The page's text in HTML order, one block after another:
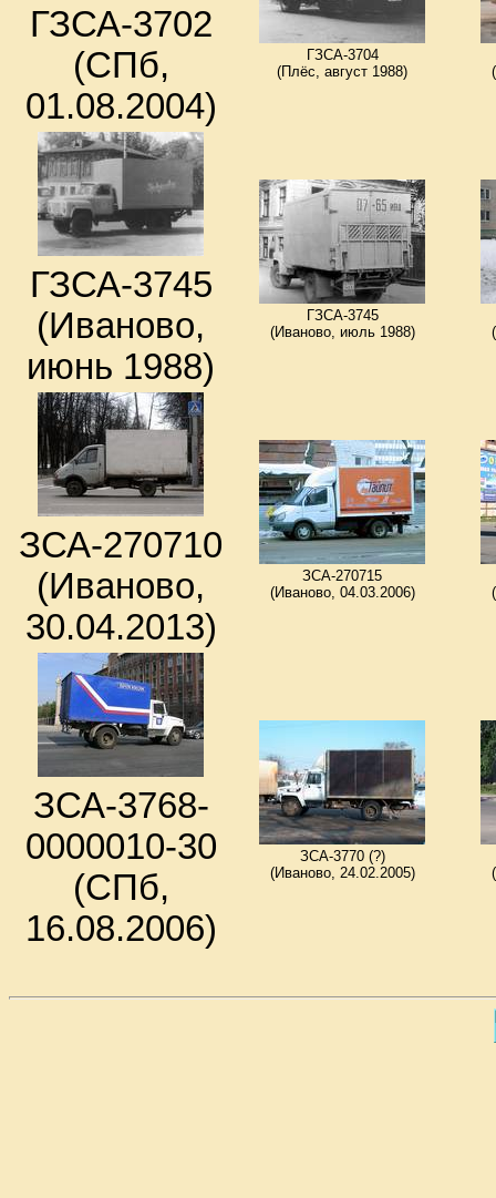
ГЗСА-3702
(СПб,
01.08.2004)
ГЗСА-3704
(Плёс, август 1988)
ГЗСА-3745
(Иваново,
июнь 1988)
ГЗСА-3745
(Иваново, июль 1988)
ЗСА-270710
(Иваново,
30.04.2013)
ЗСА-270715
(Иваново, 04.03.2006)
ЗСА-3768-
0000010-30
(СПб,
16.08.2006)
ЗСА-3770 (?)
(Иваново, 24.02.2005)